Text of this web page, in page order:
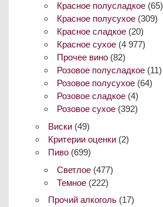
Красное полусладкое (65)
Красное полусухое (309)
Красное сладкое (20)
Красное сухое (4 977)
Прочее вино (82)
Розовое полусладкое (11)
Розовое полусухое (64)
Розовое сладкое (4)
Розовое сухое (392)
Виски(49)
Критерии оценки(2)
Пиво(699)
Светлое (477)
Темное (222)
Прочий алкоголь(17)